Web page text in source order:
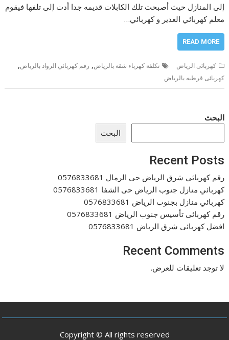
إلى المنازل حيث أصبحت تلك الكابلات قديمه جدا أدت إلى تلفها فيقوم
معلم كهربائي الغدير و كهربائي…
READ MORE
كهربائى الرياض تكلفة كهرباء شقة بالرياض, رقم كهربائي الرواد بالرياض,
كهربائى قرطبه بالرياض
البحث
البحث
Recent Posts
رقم كهربائي شرق الرياض حى الرمال 0576833681
كهربائي منازل جنوب الرياض حى الشفا 0576833681
كهربائي منازل بجنوب الرياض 0576833681
رقم كهربائى تأسيس جنوب الرياض 0576833681
افضل كهربائى شرق الرياض 0576833681
Recent Comments
لا توجد تعليقات للعرض.
Copyright © All rights reserved